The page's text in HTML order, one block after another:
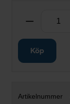
Ta bort
Köp